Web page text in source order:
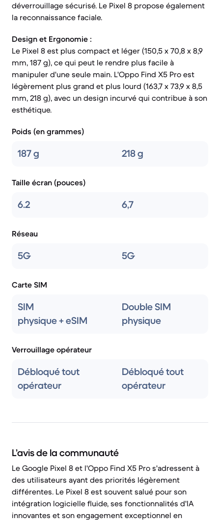
déverrouillage sécurisé. Le Pixel 8 propose également
la reconnaissance faciale.
Design et Ergonomie :
Le Pixel 8 est plus compact et léger (150,5 x 70,8 x 8,9
mm, 187 g), ce qui peut le rendre plus facile à
manipuler d'une seule main. L'Oppo Find X5 Pro est
légèrement plus grand et plus lourd (163,7 x 73,9 x 8,5
mm, 218 g), avec un design incurvé qui contribue à son
esthétique.
Poids (en grammes)
187 g 218 g
Taille écran (pouces)
6.2 6,7
Réseau
5G 5G
Carte SIM
SIM
physique + eSIM
Double SIM
physique
Verrouillage opérateur
Débloqué tout
opérateur
Débloqué tout
opérateur
L’avis de la communauté
Le Google Pixel 8 et l'Oppo Find X5 Pro s'adressent à
des utilisateurs ayant des priorités légèrement
différentes. Le Pixel 8 est souvent salué pour son
intégration logicielle fluide, ses fonctionnalités d'IA
innovantes et son engagement exceptionnel en